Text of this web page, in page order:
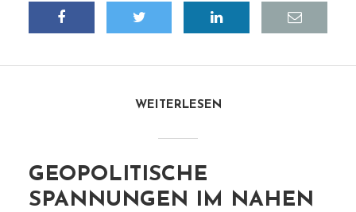
WEITERLESEN
GEOPOLITISCHE
SPANNUNGEN IM NAHEN